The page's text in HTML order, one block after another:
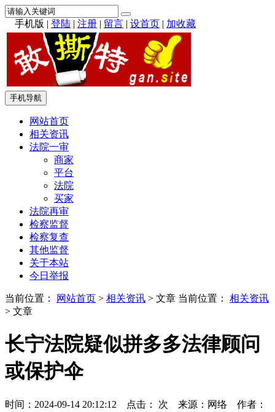
手机版 | 登陆 | 注册 | 留言 | 设首页 | 加收藏
手机导航
网站首页
相关资讯
法院一审
商家
平台
法院
买家
法院再审
检察监督
检察复查
其他监督
关于本站
今日举报
当前位置： 网站首页 > 相关资讯 > 文章 当前位置： 相关资讯
> 文章
长宁法院疑似拼多多法律顾问
或保护伞
时间：2024-09-14 20:12:12 点击： 次 来源：网络 作者：